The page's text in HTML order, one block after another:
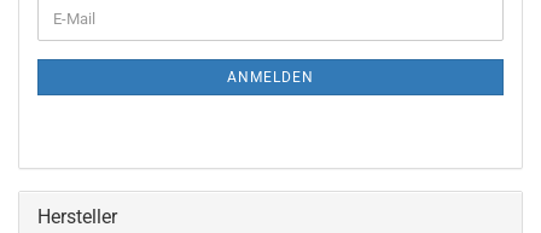
ZUR
E-
Mail
ANMELDEN
Hersteller